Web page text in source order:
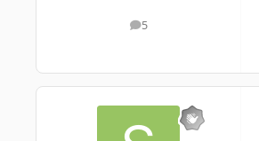
5
messages